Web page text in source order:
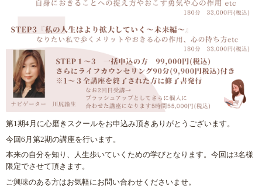
第1期4月に心磨きスクールをお申込み頂きありがとうございます。
今回6月第2期の講座を行います。
本来の自分を知り、人生歩いていくための学びとなります。今回は3名様
限定でさせて頂きます。
ご興味のある方はお気軽にお問い合わせくださいませ。